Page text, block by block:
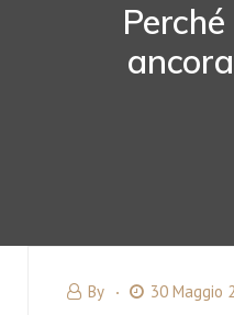
By 30 Maggio